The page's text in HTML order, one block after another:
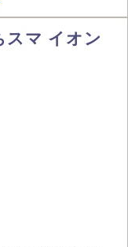
スマ イオン